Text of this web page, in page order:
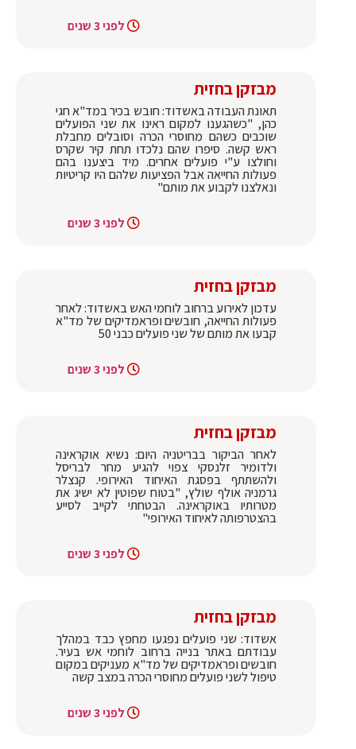
לפני 3 שנים
מבזקן בחזית
תאונת העבודה באשדוד: חובש בכיר במד"א חגי
כהן, "כשהגענו למקום ראינו את שני הפועלים
שוכבים כשהם מחוסרי הכרה וסובלים מחבלת
ראש קשה. סיפרו שהם נלכדו תחת קיר שקרס
וחולצו ע"י פועלים אחרים. מיד ביצענו בהם
פעולות החייאה אבל הפציעות שלהם היו קריטיות
ונאלצנו לקבוע את מותם"
לפני 3 שנים
מבזקן בחזית
עדכון לאירוע ברחוב לוחמי האש באשדוד: לאחר
פעולות החייאה, חובשים ופראמדיקים של מד"א
קבעו את מותם של שני פועלים כבני 50
לפני 3 שנים
מבזקן בחזית
לאחר הביקור בבריטניה היום: נשיא אוקראינה
ולדומיר זלנסקי צפוי להגיע מחר לבריסל
ולהשתתף בפסגת האיחוד האירופי. קנצלר
גרמניה אולף שולץ, "בטוח שפוטין לא ישיג את
מטרותיו באוקראינה. הבטחתי לקייב לסייע
בהצטרפותה לאיחוד האירופי"
לפני 3 שנים
מבזקן בחזית
אשדוד: שני פועלים נפגעו מחפץ כבד במהלך
עבודתם באתר בנייה ברחוב לוחמי אש בעיר.
חובשים ופראמדיקים של מד"א מעניקים במקום
טיפול לשני פועלים מחוסרי הכרה במצב קשה
לפני 3 שנים